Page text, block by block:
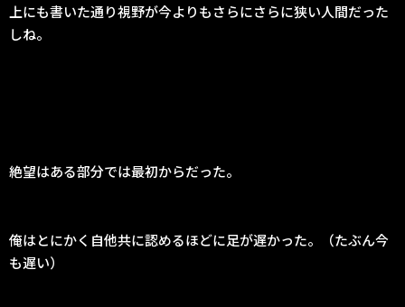
上にも書いた通り視野が今よりもさらにさらに狭い人間だった
しね。
絶望はある部分では最初からだった。
俺はとにかく自他共に認めるほどに足が遅かった。（たぶん今
も遅い）